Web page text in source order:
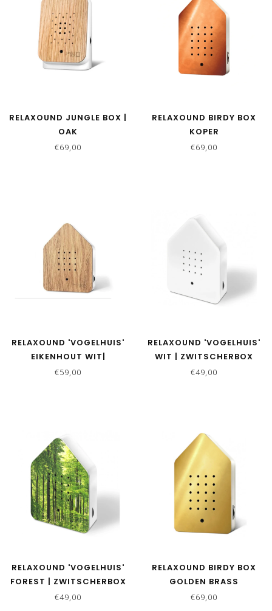
RELAXOUND JUNGLE BOX |
OAK
€69,00
RELAXOUND BIRDY BOX
KOPER
€69,00
RELAXOUND 'VOGELHUIS'
EIKENHOUT WIT|
ZWITSCHERBOX
€59,00
RELAXOUND 'VOGELHUIS'
WIT | ZWITSCHERBOX
€49,00
RELAXOUND 'VOGELHUIS'
FOREST | ZWITSCHERBOX
€49,00
RELAXOUND BIRDY BOX
GOLDEN BRASS
€69,00